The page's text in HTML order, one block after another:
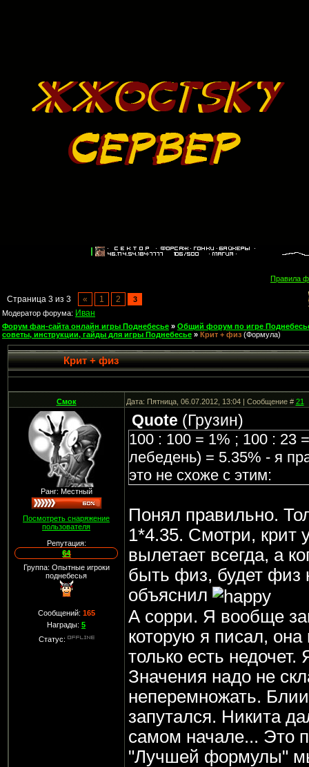
Правила
Страница 3 из 3 « 1 2
3
Модератор форума: Иван
Форум фан-сайта онлайн игры Поднебесье » Общий форум по игре
советы, инструкции, гайды для игры Поднебесье » Крит + физ (Формула)
Крит + физ
Смок Дата: Пятница, 06.07.2012, 13:04 | Сообщение #21
Ранг: Местный
Посмотреть снаряжение
пользователя
Репутация:
64
Группа: Опытные игроки
поднебесья
Сообщений: 165
Награды: 5
Статус:
Quote (Грузин)
100 : 100 = 1% ; 100 : 23
лебедень) = 5.35% - я
это не схоже с этим:
Понял правильно.
1*4.35. Смотри, крит
вылетает всегда, а
быть физ, будет физ
объяснил
А сорри. Я вообще
которую я писал,
только есть
Значения надо не
неперемножать.
запутался. Никита
самом начале... Это
"Лучшей формулы"